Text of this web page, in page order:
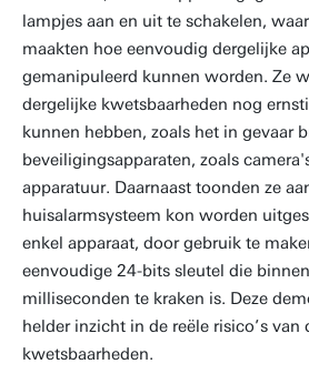
lampjes aan en uit te schakelen,
maakten hoe eenvoudig dergelijke
gemanipuleerd kunnen worden. Ze
dergelijke kwetsbaarheden nog
kunnen hebben, zoals het in gevaar
beveiligingsapparaten, zoals
apparatuur. Daarnaast toonden ze
huisalarmsysteem kon worden
enkel apparaat, door gebruik te
eenvoudige 24-bits sleutel die
milliseconden te kraken is. Deze
helder inzicht in de reële risico’s van
kwetsbaarheden.